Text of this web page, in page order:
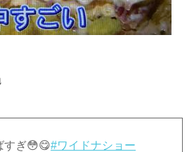
すぎ😳😋#ワイドナショー